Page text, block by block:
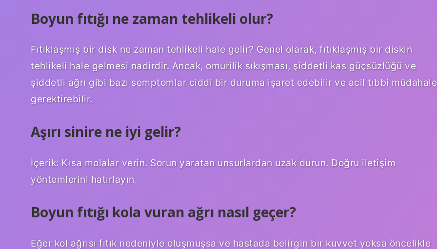
Boyun fıtığı ne zaman tehlikeli olur?
Fıtıklaşmış bir disk ne zaman tehlikeli hale gelir? Genel olarak, fıtıklaşmış bir diskin
tehlikeli hale gelmesi nadirdir. Ancak, omurilik sıkışması, şiddetli kas güçsüzlüğü ve
şiddetli ağrı gibi bazı semptomlar ciddi bir duruma işaret edebilir ve acil tıbbi müdahale
gerektirebilir.
Aşırı sinire ne iyi gelir?
İçerik: Kısa molalar verin. Sorun yaratan unsurlardan uzak durun. Doğru iletişim
yöntemlerini hatırlayın.
Boyun fıtığı kola vuran ağrı nasıl geçer?
Eğer kol ağrısı fıtık nedeniyle oluşmuşsa ve hastada belirgin bir kuvvet yoksa öncelikle